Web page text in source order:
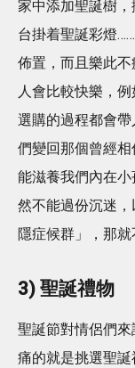
家中添加聖誕樹
台掛着聖誕彩燈
佈置，而且樂此
人會比較快樂，
選購的過程都會
們變回那個曾經
能滋養我們內在
然不能過份沉迷
隱症候群」，那就
3) 聖誕禮物
聖誕節對情侶們
痛的就是挑選聖